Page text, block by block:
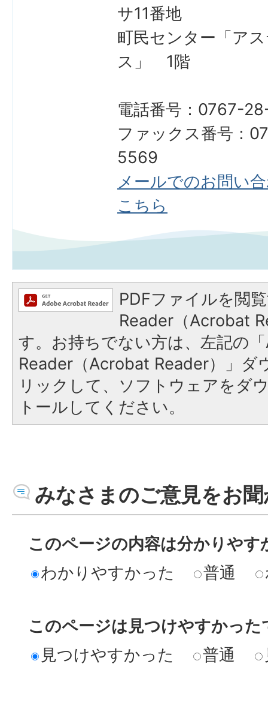
サ11番地
町民センター「ア
ス」 1階
電話番号：0767-
ファックス番号：
5569
メールでのお問い
こちら
PDFファイルを閲
Reader（Acrobat
す。お持ちでない方は、左記の
Reader（Acrobat Reader）」ダ
リックして、ソフトウェアをダ
トールしてください。
みなさまのご意見をお
このページの内容は分かりやす
わかりやすかった
普通
このページは見つけやすかった
見つけやすかった
普通